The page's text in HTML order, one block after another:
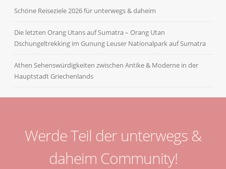
Schöne Reiseziele 2026 für unterwegs & daheim
Die letzten Orang Utans auf Sumatra – Orang Utan
Dschungeltrekking im Gunung Leuser Nationalpark auf Sumatra
Athen Sehenswürdigkeiten zwischen Antike & Moderne in der
Hauptstadt Griechenlands
Werde Teil der unterwegs &
daheim Community!